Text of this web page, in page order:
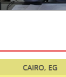
CAIRO, EG